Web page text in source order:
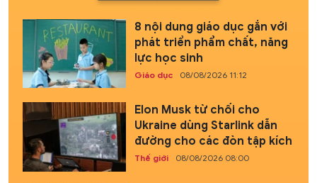
8 nội dung giáo dục gắn với
phát triển phẩm chất, năng
lực học sinh
Giáo dục 08/08/2026 11:12
Elon Musk từ chối cho
Ukraine dùng Starlink dẫn
đường cho các đòn tập kích
Thế giới 08/08/2026 08:00